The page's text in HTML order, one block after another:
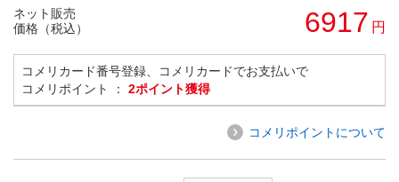
ネット販売
価格（税込）
6917 円
コメリカード番号登録、コメリカードでお支払いで
コメリポイント ： 2ポイント獲得
コメリポイントについて